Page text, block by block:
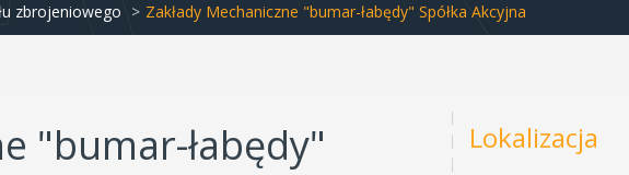
zbrojeniowego Zakłady Mechaniczne "bumar-łabędy" Spółka Akcyjna
"bumar-łabędy" Lokalizacja